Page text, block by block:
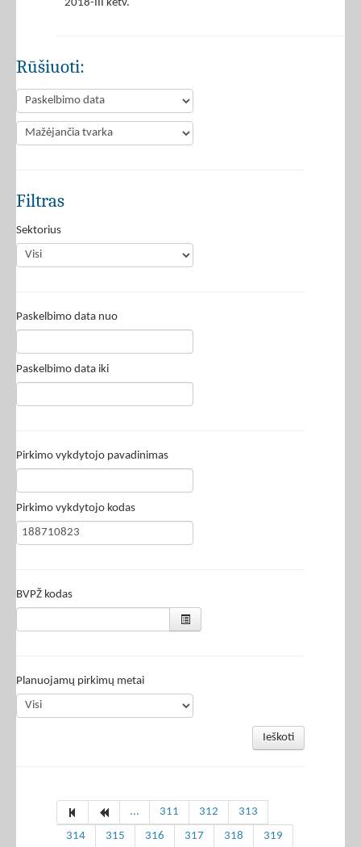
2018-III ketv.
Rūšiuoti:
Filtras
Sektorius
Paskelbimo data nuo
Paskelbimo data iki
Pirkimo vykdytojo pavadinimas
Pirkimo vykdytojo kodas
BVPŽ kodas
Planuojamų pirkimų metai
Ieškoti
... 311 312
313
314
315 316 317 318 319